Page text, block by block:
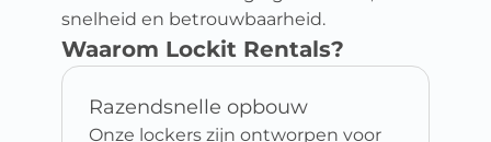
snelheid en betrouwbaarheid.
Waarom Lockit Rentals?
Razendsnelle opbouw
Onze lockers zijn ontworpen voor